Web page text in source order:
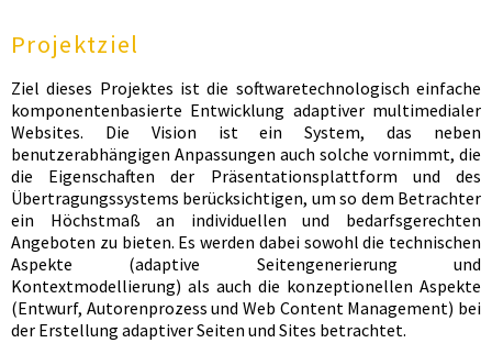
Projektziel
Ziel dieses Projektes ist die softwaretechnologisch einfache
komponentenbasierte Entwicklung adaptiver multimedialer
Websites. Die Vision ist ein System, das neben
benutzerabhängigen Anpassungen auch solche vornimmt, die
die Eigenschaften der Präsentationsplattform und des
Übertragungssystems berücksichtigen, um so dem Betrachter
ein Höchstmaß an individuellen und bedarfsgerechten
Angeboten zu bieten. Es werden dabei sowohl die technischen
Aspekte (adaptive Seitengenerierung und
Kontextmodellierung) als auch die konzeptionellen Aspekte
(Entwurf, Autorenprozess und Web Content Management) bei
der Erstellung adaptiver Seiten und Sites betrachtet.